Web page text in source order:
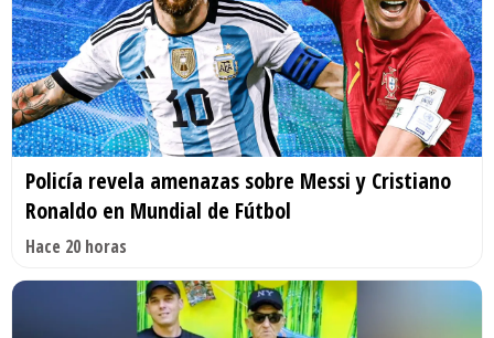
Policía revela amenazas sobre Messi y Cristiano
Ronaldo en Mundial de Fútbol
Hace 20 horas